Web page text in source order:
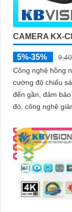
CAMERA KX-
5%-35%
Công nghệ hồng
cường độ chiếu
đến gần, đảm bảo
đó, công nghệ
trong mọi điều
mạnh hay thiếu